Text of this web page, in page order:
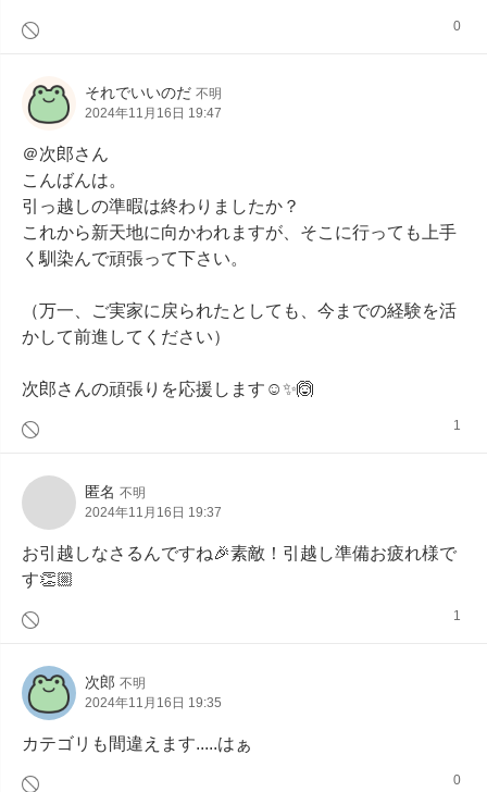
0
それでいいのだ 不明
2024年11月16日 19:47
＠次郎さん
こんばんは。
引っ越しの準暇は終わりましたか？
これから新天地に向かわれますが、そこに行っても上手
く馴染んで頑張って下さい。
（万一、ご実家に戻られたとしても、今までの経験を活
かして前進してください）
次郎さんの頑張りを応援します☺️✨🙆
1
匿名 不明
2024年11月16日 19:37
お引越しなさるんですね🎉素敵！引越し準備お疲れ様で
す👏🏼
1
次郎 不明
2024年11月16日 19:35
カテゴリも間違えます.....はぁ
0